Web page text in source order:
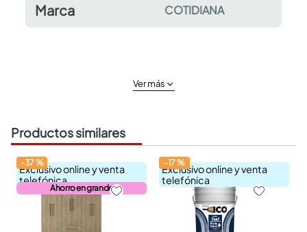
Marca COTIDIANA
Ver más
Productos similares
Exclusivo online y venta
telefónica
Ahorro en grande
-37%
Exclusivo online y venta
telefónica
-17%